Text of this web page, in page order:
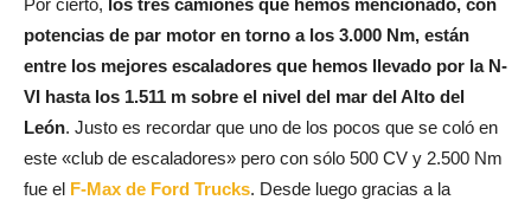
Por cierto, los tres camiones que hemos mencionado, con
potencias de par motor en torno a los 3.000 Nm, están
entre los mejores escaladores que hemos llevado por la N-
VI hasta los 1.511 m sobre el nivel del mar del Alto del
León. Justo es recordar que uno de los pocos que se coló en
este «club de escaladores» pero con sólo 500 CV y 2.500 Nm
fue el F-Max de Ford Trucks. Desde luego gracias a la